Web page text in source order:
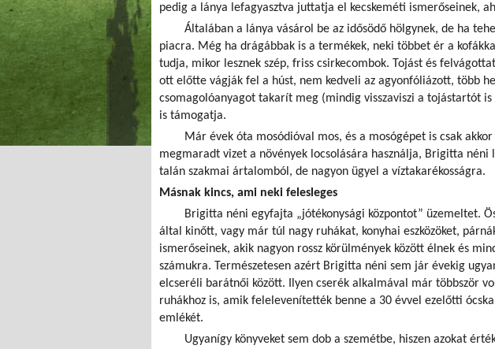
pedig a lánya lefagyasztva juttatja el kecskeméti ismerőseinek,
Általában a lánya vásárol be az idősödő hölgynek, de ha
piacra. Még ha drágábbak is a termékek, neki többet ér a
tudja, mikor lesznek szép, friss csirkecombok. Tojást és
ott előtte vágják fel a húst, nem kedveli az agyonfóliázott, több
csomagolóanyagot takarít meg (mindig visszaviszi a tojástartót
is támogatja.
Már évek óta mosódióval mos, és a mosógépet is csak
megmaradt vizet a növények locsolására használja, Brigitta néni
talán szakmai ártalomból, de nagyon ügyel a víztakarékosságra.
Másnak kincs, ami neki felesleges
Brigitta néni egyfajta „jótékonysági központot” üzemeltet.
által kinőtt, vagy már túl nagy ruhákat, konyhai eszközöket,
ismerőseinek, akik nagyon rossz körülmények között élnek és
számukra. Természetesen azért Brigitta néni sem jár évekig
elcseréli barátnői között. Ilyen cserék alkalmával már többször
ruhákhoz is, amik felelevenítették benne a 30 évvel ezelőtti
emlékét.
Ugyanígy könyveket sem dob a szemétbe, hiszen azokat